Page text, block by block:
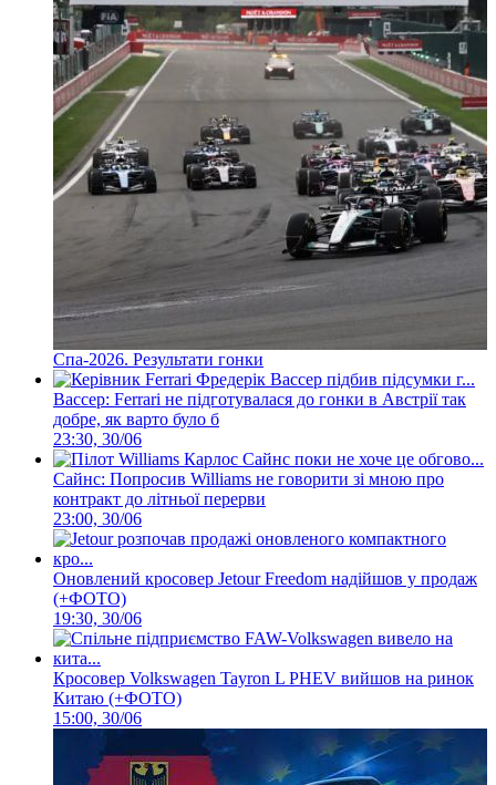
Спа-2026. Результати гонки
Вассер: Ferrari не підготувалася до гонки в Австрії так
добре, як варто було б
23:30, 30/06
Сайнс: Попросив Williams не говорити зі мною про
контракт до літньої перерви
23:00, 30/06
Оновлений кросовер Jetour Freedom надійшов у продаж
(+ФОТО)
19:30, 30/06
Кросовер Volkswagen Tayron L PHEV вийшов на ринок
Китаю (+ФОТО)
15:00, 30/06